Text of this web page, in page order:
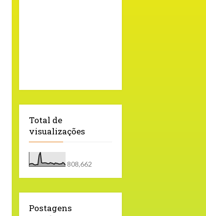
Total de
visualizações
808,662
Postagens